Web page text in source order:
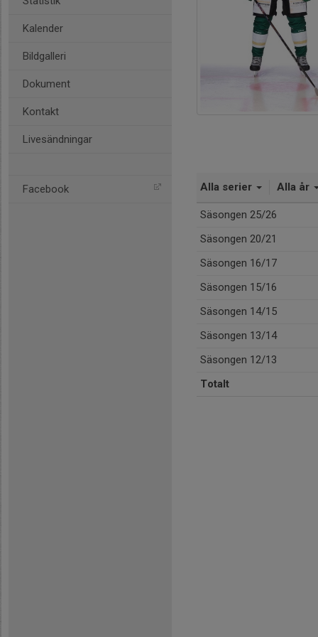
Kalender
Bildgalleri
Dokument
Kontakt
Livesändningar
Facebook Alla serier Alla år
Säsongen 25/26
Säsongen 20/21
Säsongen 16/17
Säsongen 15/16
Säsongen 14/15
Säsongen 13/14
Säsongen 12/13
Totalt